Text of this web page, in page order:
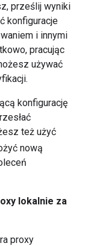
prześlij wyniki
konfiguracje
i innymi
pracując
używać
konfigurację
też użyć
nową
lokalnie za
proxy